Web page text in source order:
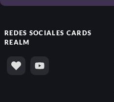
REDES SOCIALES CARDS
REALM